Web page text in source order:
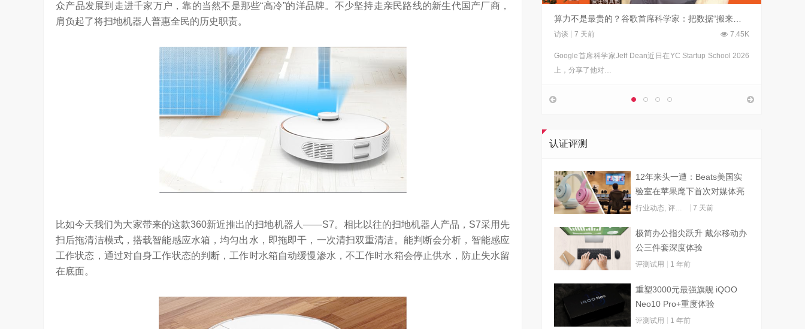
众产品发展到走进千家万户，靠的当然不是那些“高冷”的洋品牌。不少坚持走亲民路线的新生代国产厂商，
肩负起了将扫地机器人普惠全民的历史职责。
比如今天我们为大家带来的这款360新近推出的扫地机器人——S7。相比以往的扫地机器人产品，S7采用先
扫后拖清洁模式，搭载智能感应水箱，均匀出水，即拖即干，一次清扫双重清洁。能判断会分析，智能感应
工作状态，通过对自身工作状态的判断，工作时水箱自动缓慢渗水，不工作时水箱会停止供水，防止失水留
在底面。
深度绑定AI长赛道 刘平均：海信空调变频S架构发布具有重大意义
6月12日，在海信举办的 “中国变频 信芯保障”海信空调变频S
架构技术发布会上，原国家质检总局副局长、中…
的决心，信心和恒心。我坚信，海信将凭借这‘三心’…
访谈 7 天前 7.45K
Google首席科学家Jeff Dean近日在YC Startup School 2026
上，分享了他对…
认证评测
12年来头一遭：Beats美国实
验室在苹果麾下首次对媒体亮
灯
行业动态 评测试用 7 天前
极简办公指尖跃升 戴尔移动办
公三件套深度体验
评测试用 1 年前
重塑3000元最强旗舰 iQOO
Neo10 Pro+重度体验
评测试用 1 年前